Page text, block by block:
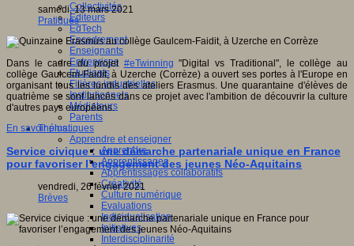
Collectivités
Editeurs
EdTech
Encadrement
Enseignants
Entreprises
Etudiants
Filières industrielles
Institutionnels
Médiateurs
Parents
Thématiques
Apprendre et enseigner
Apprendre
Apprentissages
Apprentissages collaboratifs
Créativité
Culture numérique
Evaluations
Individualisation
Initiatives
Interdisciplinarité
samedi, 13 mars 2021
Pratiques
Dans le cadre du projet #eTwinning "Digital vs Traditional", le collège au
collège Gaulcem-Faidit, à Uzerche (Corrèze) a ouvert ses portes à l'Europe en
organisant tous les lundis des ateliers Erasmus. Une quarantaine d'élèves de
quatrième se sont lancés dans ce projet avec l'ambition de découvrir la culture
d'autres pays européens.
En savoir plus...
Service civique : une démarche partenariale unique en France
pour favoriser l’engagement des jeunes Néo-Aquitains
vendredi, 26 février 2021
Brèves